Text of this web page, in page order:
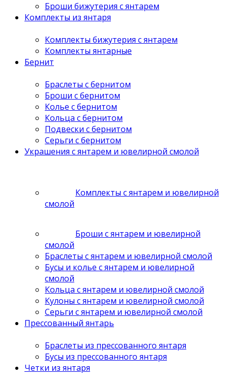
Броши бижутерия с янтарем
Комплекты из янтаря
Комплекты бижутерия с янтарем
Комплекты янтарные
Бернит
Браслеты с бернитом
Броши с бернитом
Колье с бернитом
Кольца с бернитом
Подвески с бернитом
Серьги с бернитом
Украшения с янтарем и ювелирной смолой
Комплекты с янтарем и ювелирной
смолой
Броши с янтарем и ювелирной
смолой
Браслеты с янтарем и ювелирной смолой
Бусы и колье с янтарем и ювелирной
смолой
Кольца с янтарем и ювелирной смолой
Кулоны с янтарем и ювелирной смолой
Серьги с янтарем и ювелирной смолой
Прессованный янтарь
Браслеты из прессованного янтаря
Бусы из прессованного янтаря
Четки из янтаря